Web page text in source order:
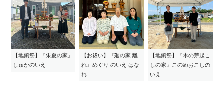
【地鎮祭】『朱夏の家』
しゅかのいえ
【お祓い】『廻の家 離
れ』めぐり のいえ はな
れ
【地鎮祭】『木の芽起こ
しの家』このめおこしの
いえ